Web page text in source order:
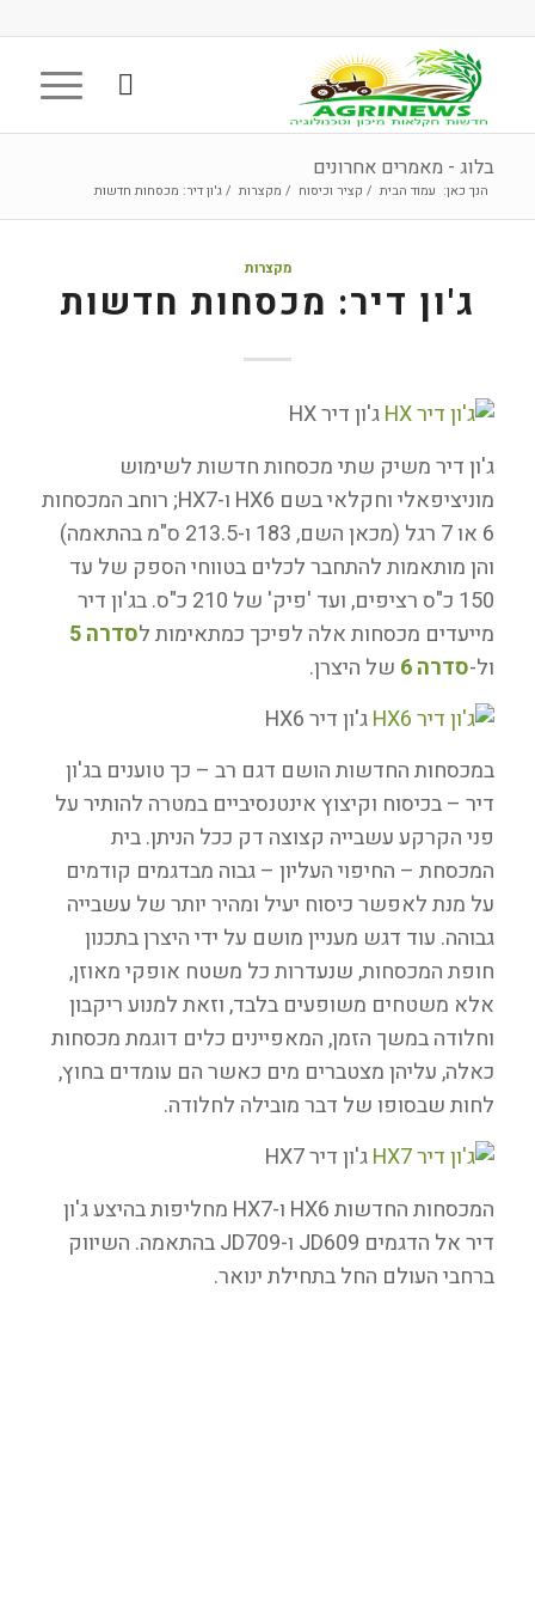
בלוג - מאמרים אחרונים
הנך כאן: עמוד הבית / קציר וכיסוח / מקצרות / ג'ון דיר: מכסחות חדשות
מקצרות
ג'ון דיר: מכסחות חדשות
ג'ון דיר HX
ג'ון דיר משיק שתי מכסחות חדשות לשימוש
מוניציפאלי וחקלאי בשם HX6 ו-HX7; רוחב המכסחות
6 או 7 רגל (מכאן השם, 183 ו-213.5 ס"מ בהתאמה)
והן מותאמות להתחבר לכלים בטווחי הספק של עד
150 כ"ס רציפים, ועד 'פיק' של 210 כ"ס. בג'ון דיר
מייעדים מכסחות אלה לפיכך כמתאימות לסדרה 5
ול-סדרה 6
של היצרן.
ג'ון דיר HX6
במכסחות החדשות הושם דגם רב – כך טוענים בג'ון
דיר – בכיסוח וקיצוץ אינטנסיביים במטרה להותיר על
פני הקרקע עשבייה קצוצה דק ככל הניתן. בית
המכסחת – החיפוי העליון – גבוה מבדגמים קודמים
על מנת לאפשר כיסוח יעיל ומהיר יותר של עשבייה
גבוהה. עוד דגש מעניין מושם על ידי היצרן בתכנון
חופת המכסחות, שנעדרות כל משטח אופקי מאוזן,
אלא משטחים משופעים בלבד, וזאת למנוע ריקבון
וחלודה במשך הזמן, המאפיינים כלים דוגמת מכסחות
כאלה, עליהן מצטברים מים כאשר הם עומדים בחוץ,
לחות שבסופו של דבר מובילה לחלודה.
ג'ון דיר HX7
המכסחות החדשות HX6 ו-HX7 מחליפות בהיצע ג'ון
דיר אל הדגמים JD609 ו-JD709 בהתאמה. השיווק
ברחבי העולם החל בתחילת ינואר.
1
נוינראומר:
2014
ב
צרו
עימי
קשר
לגבי
מכסחות
תודה
050-
5141483
תגובות
סגורות